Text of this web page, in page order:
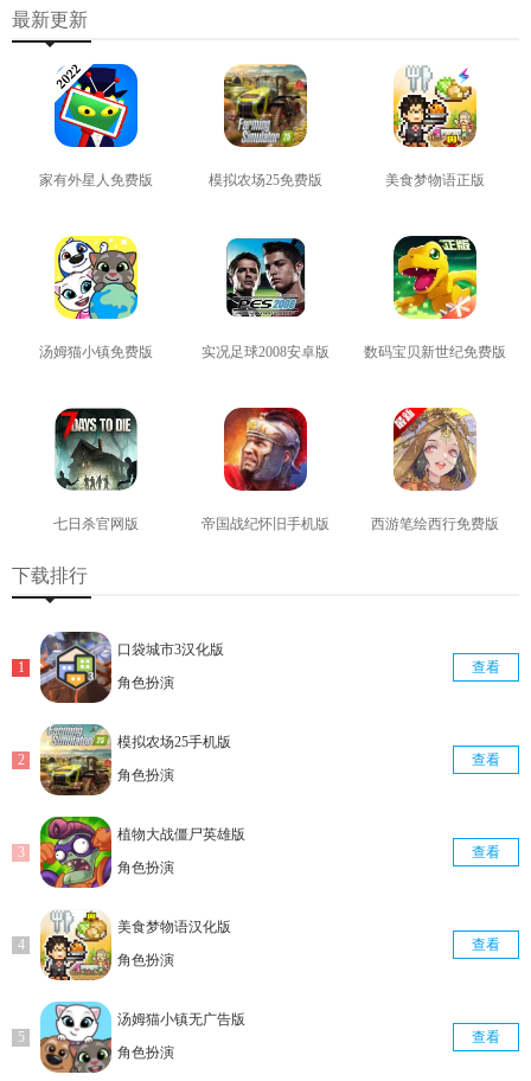
最新更新
家有外星人免费版 模拟农场25免费版 美食梦物语正版
汤姆猫小镇免费版 实况足球2008安卓版 数码宝贝新世纪免费版
七日杀官网版 帝国战纪怀旧手机版 西游笔绘西行免费版
下载排行
口袋城市3汉化版
角色扮演
查看
模拟农场25手机版
角色扮演
查看
植物大战僵尸英雄版
角色扮演
查看
美食梦物语汉化版
角色扮演
查看
汤姆猫小镇无广告版
角色扮演
查看